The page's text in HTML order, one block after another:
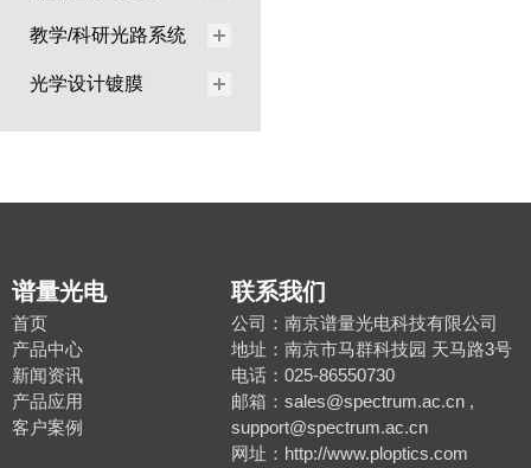
教学/科研光路系统
光学设计镀膜
谱量光电
首页
产品中心
新闻资讯
产品应用
客户案例
联系我们
公司：南京谱量光电科技有限公司
地址：南京市马群科技园 天马路3号
电话：025-86550730
邮箱：sales@spectrum.ac.cn ,
support@spectrum.ac.cn
网址：http://www.ploptics.com